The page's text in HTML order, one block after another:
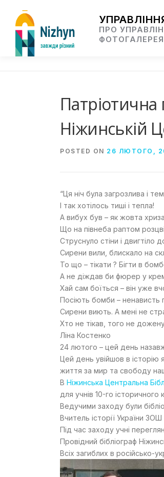
content
ПРО
ФОТОГАЛЕРЕЯ
Ніжинській
POSTED ON 26 ЛЮТОГО,
“Ця ніч була загрозлива і
І так хотілось тиші і тепла!
А вибух був – як жовта
Що на півнеба раптом
Струснуло стіни і двигтіло
Сирени вили, блискало на
То що – тікати ? Бігти в
А не діждав би фюрер у
Хай сам боїться – він уже
Посіють бомби – ненависть
Сирени виють. А мені не
Хто не тікав, того не
Ліна Костенко
24 лютого – цей день
Цей день увійшов в історію
життя за мир та свободу
В Ніжинська Центральна
для учнів 10-го історичного
Ведучими заходу були
Вчитель історії України
Під час заходу учні
Провідний бібліограф
Всіх загиблих в російсько-